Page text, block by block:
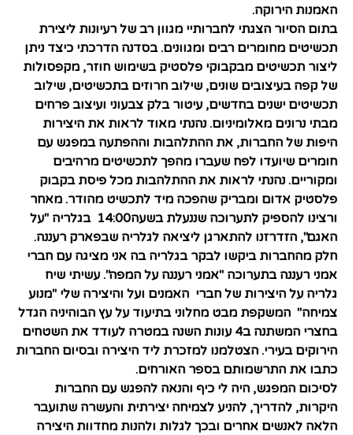
האמנות הירוקה.
בתום הסיור הצגתי לחברותיי מגוון רב של רעיונות ליצירת
תכשיטים מחומרים רבים ומגוונים. בסדנה הדרכתי כיצד ניתן
ליצור תכשיטים מבקבוקי פלסטיק בשימוש חוזר, מקפסולות
של קפה בעיצובים שונים, שילוב חרוזים בתכשיטים, שילוב
תכשיטים ישנים בחדשים, עיטור בלק צבעוני ועיצוב פרחים
מבתי נרונים מאלומיניום. נהנתי מאוד לראות את היצירות
היפות של החברות, את ההתלהבות וההפתעה במפגש עם
חומרים שיועדו לפח שעברו מהפך לתכשיטים מרהיבים
ומקוריים. נהנתי לראות את ההתלהבות מכל פיסת בקבוק
פלסטיק אדום ומבריק שהפכה מיד לתכשיט מהודר. מאחר
ורצינו להספיק לתערוכה שננעלת בשעה14:00 בגלריה "על
האגם", הזדרזנו להתארגן ליציאה לגלריה שבפארק רעננה.
חלק מהחברות ביקשו לבקר בגלריה בה אני מציגה עם חברי
אמני רעננה בתערוכה "אמני רעננה על המפה". עשיתי שיח
גלריה על היצירות של חברי האמנים ועל והיצירה שלי "מנוע
צמיחה" המשקפת מבט מחלוני בתיעוד על עץ הבוהיניה הגדל
בחצרי המשתנה ב4 עונות השנה במטרה לעודד את השטחים
הירוקים בעירי. הצטלמנו למזכרת ליד היצירה ובסיום החברות
כתבו את התרשמותם בספר האורחים.
לסיכום המפגש, היה לי כיף והנאה להפגש עם החברות
היקרות, להדריך, להניע לצמיחה יצירתית והעשרה שתועבר
הלאה לאנשים אחרים ובכך לגלות ולהנות מחדוות היצירה